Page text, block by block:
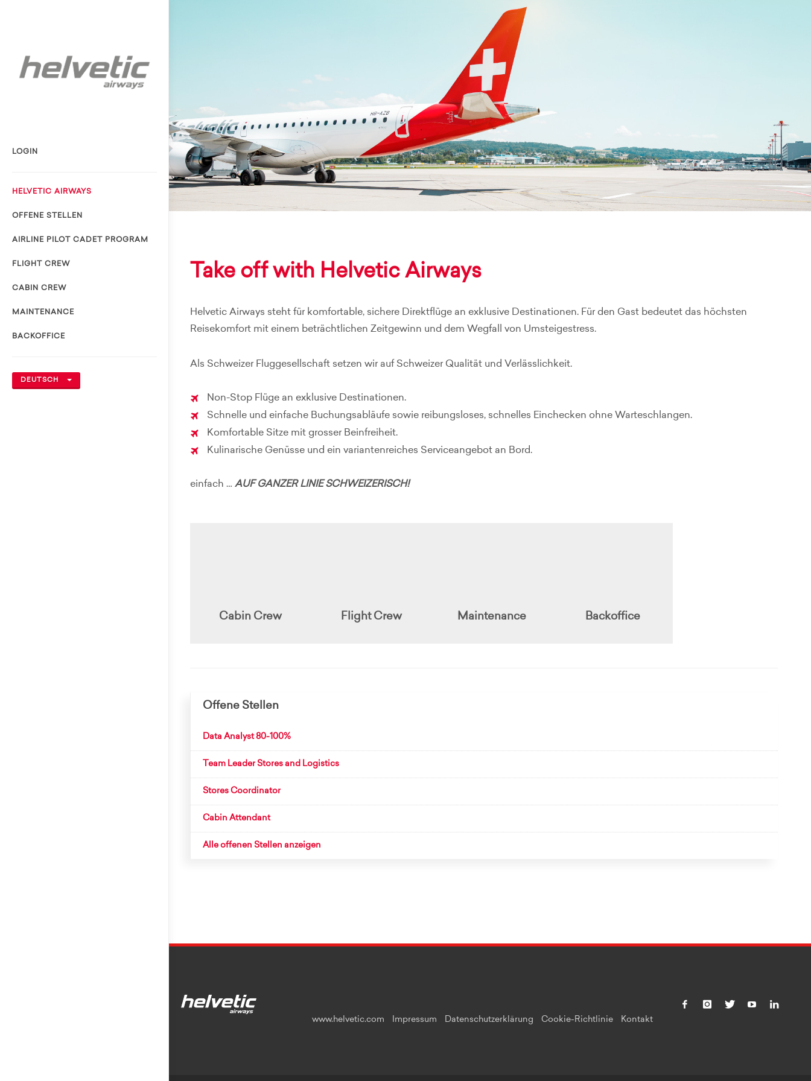
LOGIN
HELVETIC AIRWAYS
OFFENE STELLEN
AIRLINE PILOT CADET PROGRAM
FLIGHT CREW
CABIN CREW
MAINTENANCE
BACKOFFICE
DEUTSCH
Take off with Helvetic Airways
Helvetic Airways steht für komfortable, sichere Direktflüge an exklusive Destinationen. Für den Gast bedeutet das höchsten
Reisekomfort mit einem beträchtlichen Zeitgewinn und dem Wegfall von Umsteigestress.
Als Schweizer Fluggesellschaft setzen wir auf Schweizer Qualität und Verlässlichkeit.
Non-Stop Flüge an exklusive Destinationen.
Schnelle und einfache Buchungsabläufe sowie reibungsloses, schnelles Einchecken ohne Warteschlangen.
Komfortable Sitze mit grosser Beinfreiheit.
Kulinarische Genüsse und ein variantenreiches Serviceangebot an Bord.
einfach … AUF GANZER LINIE SCHWEIZERISCH!
Cabin Crew Flight Crew Maintenance Backoffice
Offene Stellen
Data Analyst 80-100%
Team Leader Stores and Logistics
Stores Coordinator
Cabin Attendant
Alle offenen Stellen anzeigen
www.helvetic.com Impressum Datenschutzerklärung Cookie-Richtlinie Kontakt